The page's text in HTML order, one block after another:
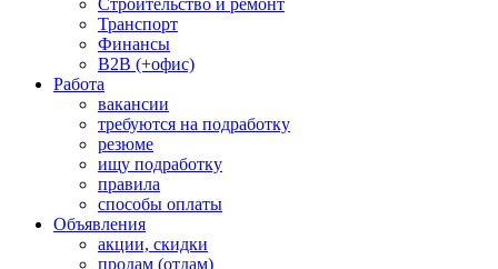
Строительство и ремонт
Транспорт
Финансы
B2B (+офис)
Работа
вакансии
требуются на подработку
резюме
ищу подработку
правила
способы оплаты
Объявления
акции, скидки
продам (отдам)